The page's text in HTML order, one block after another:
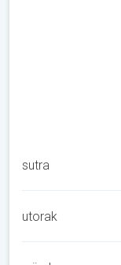
sutra
utorak